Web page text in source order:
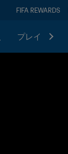
FIFA REWARDS
プレイ